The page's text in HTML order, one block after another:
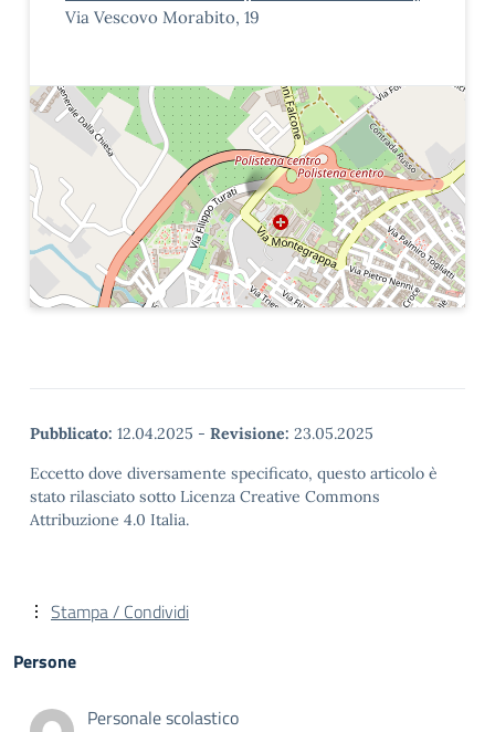
Via Vescovo Morabito, 19
Pubblicato: 12.04.2025 - Revisione: 23.05.2025
Eccetto dove diversamente specificato, questo articolo è
stato rilasciato sotto Licenza Creative Commons
Attribuzione 4.0 Italia.
Stampa / Condividi
Persone
Personale scolastico